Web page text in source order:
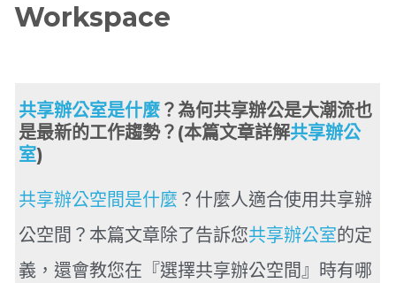
Workspace
共享辦公室是什麼 ？為何共享辦公是大潮流也
是最新的工作趨勢？(本篇文章詳解共享辦公
室)
共享辦公空間是什麼 ？什麼人適合使用共享辦
公空間？本篇文章除了告訴您共享辦公室的定
義，還會教您在『選擇共享辦公空間』時有哪